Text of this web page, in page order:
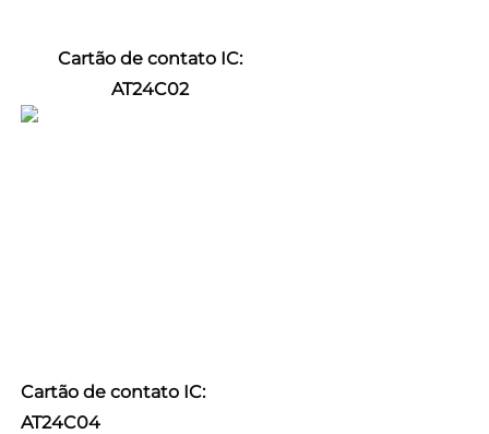
Cartão de contato IC:
AT24C02
Cartão de contato IC:
AT24C04